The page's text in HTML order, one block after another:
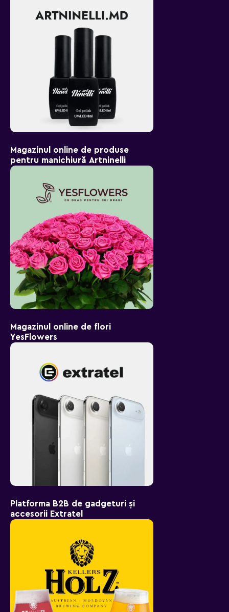
Magazinul online de produse
pentru manichiură Artninelli
Magazinul online de flori
YesFlowers
Platforma B2B de gadgeturi și
accesorii Extratel